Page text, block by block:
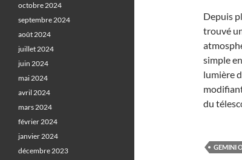
Depuis
trouvé
simple
lumière
du
GEMINI
octobre 2024
septembre 2024
août 2024
juillet 2024
juin 2024
mai 2024
avril 2024
mars 2024
février 2024
janvier 2024
décembre 2023